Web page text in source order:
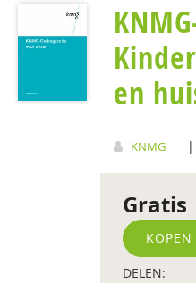
en
KNMG |
Gratis
KOPEN
DELEN: